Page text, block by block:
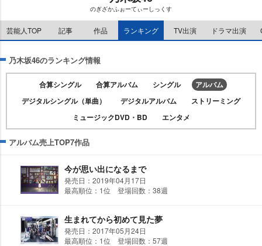
のぎざかふぉーてぃーしっくす
芸能人TOP 記事 作品 ランキング TV出演 ドラマ出演
乃木坂46のランキング情報
合算シングル 合算アルバム シングル
アルバム
デジタルシングル（単曲）
デジタルアルバム
ストリーミング
ミュージックDVD・BD
エンタメ
アルバム売上TOP7作品
今が思い出になるまで
発売日：2019年04月17日
最高順位：1位 登場回数：38週
生まれてから初めて見た夢
発売日：2017年05月24日
最高順位：1位 登場回数：57週